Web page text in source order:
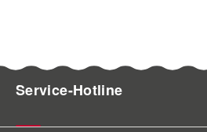
Service-Hotline